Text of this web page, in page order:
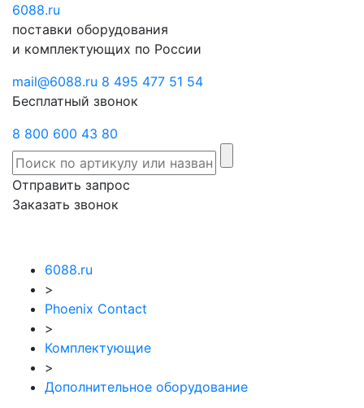
6088.ru
поставки оборудования
и комплектующих по России
mail@6088.ru 8 495 477 51 54
Бесплатный звонок
8 800 600 43 80
Отправить запрос
Заказать звонок
6088.ru
>
Phoenix Contact
>
Комплектующие
>
Дополнительное оборудование
Отправить
запрос
звонок